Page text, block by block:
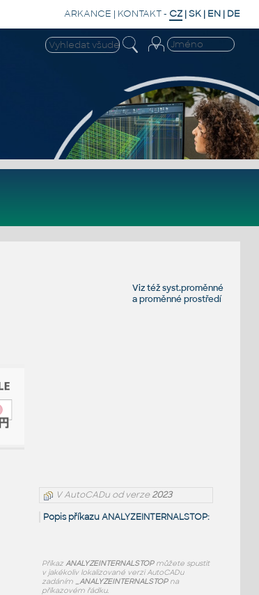
ARKANCE | KONTAKT- CZ |SK | EN | DE
Viz téžsyst.proměnné
aproměnné prostředí
V AutoCADu od verze2023
Popis příkazu ANALYZEINTERNALSTOP:
PříkazANALYZEINTERNALSTOPmůžete spustit
v jakékoliv lokalizované verzi AutoCADu
zadáním _ANALYZEINTERNALSTOPna
příkazovém řádku.